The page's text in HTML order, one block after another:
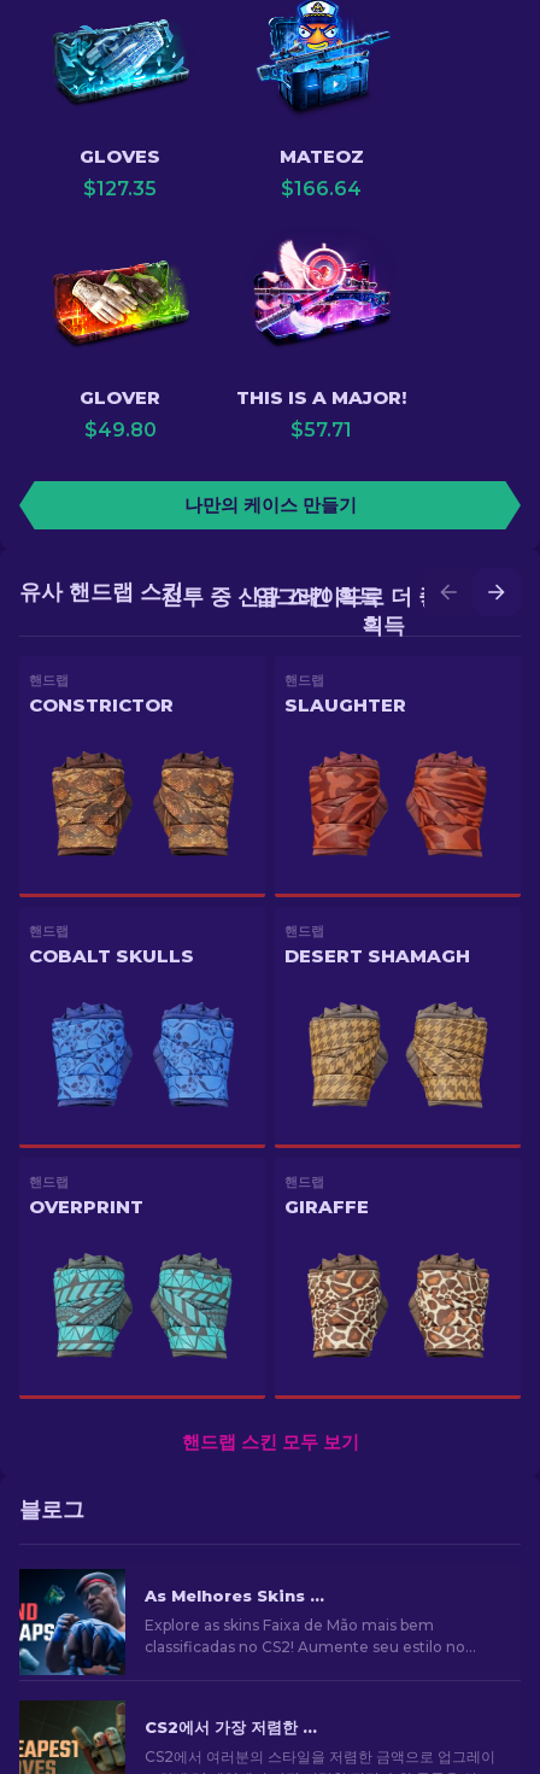
GLOVES
$127.35
MATEOZ
$166.64
GLOVER
$49.80
THIS IS A MAJOR!
$57.71
나만의 케이스 만들기
업그레이드로 더 좋은 스킨
획득
전투 중 신규 스킨 획득
유사 핸드랩 스킨
핸드랩
CONSTRICTOR
핸드랩
SLAUGHTER
핸드랩
COBALT SKULLS
핸드랩
DESERT SHAMAGH
핸드랩
OVERPRINT
핸드랩
GIRAFFE
핸드랩 스킨 모두 보기
블로그
As Melhores Skins de Faixas de Mão no CS2: Lista de Classificação
Explore as skins Faixa de Mão mais bem
classificadas no CS2! Aumente seu estilo no
CS2에서 가장 저렴한 장갑: 최종 컬렉션 [2026]
CS2에서 여러분의 스타일을 저렴한 금액으로 업그레이